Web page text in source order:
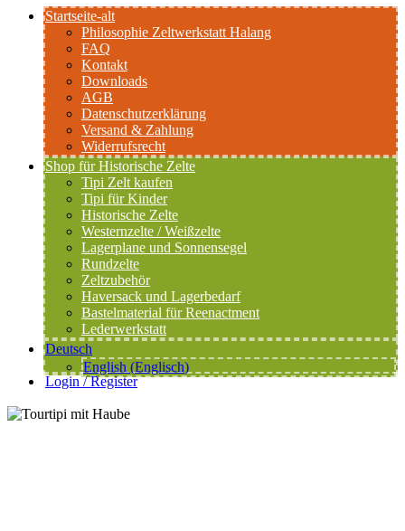
Startseite-alt
Philosophie Zeltwerkstatt Halang
FAQ
Kontakt
Downloads
AGB
Datenschutzerklärung
Versand & Zahlung
Widerrufsrecht
Shop für Historische Zelte
Tipi Zelt kaufen
Tipi für Kinder
Historische Zelte
Westernzelte / Weißzelte
Lagerplane und Sonnensegel
Rundzelte
Zeltzubehör
Haversack und Lagerbedarf
Bastelmaterial für Reenactment
Lederwerkstatt
Deutsch
English (Englisch)
Login / Register